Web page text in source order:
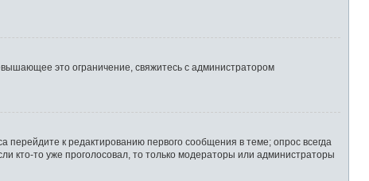
это ограничение, свяжитесь с администратором
к редактированию первого сообщения в теме; опрос всегда
кто-то уже проголосовал, то только модераторы или администраторы